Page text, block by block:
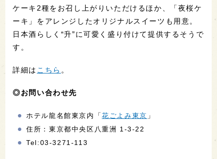
ケーキ2種をお召し上がりいただけるほか、「夜桜ケ
ーキ」をアレンジしたオリジナルスイーツも用意。
日本酒らしく“升”に可愛く盛り付けて提供するそうで
す。
詳細は こちら 。
◎お問い合わせ先
ホテル龍名館東京内「花ごよみ東京 」
住所：東京都中央区八重洲 1-3-22
Tel:03-3271-113